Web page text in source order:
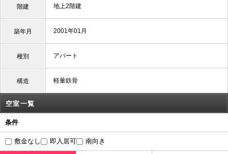
階建 地上2階建
築年月 2001年01月
種別 アパート
構造 軽量鉄骨
空室一覧
条件
敷金なし 即入居可 南向き